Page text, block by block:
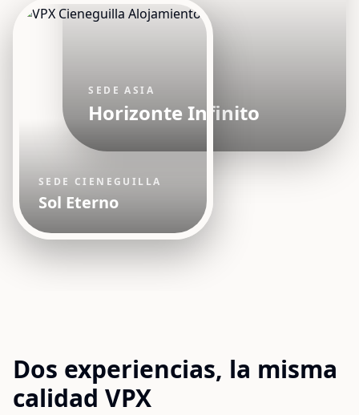
SEDE ASIA
Horizonte Infinito
SEDE CIENEGUILLA
Sol Eterno
Dos experiencias, la misma
calidad VPX